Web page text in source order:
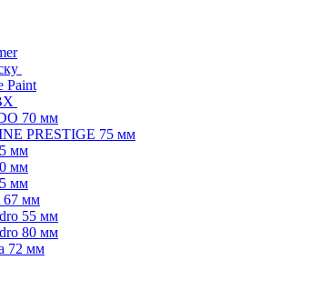
Paint
70 мм
PRESTIGE 75 мм
мм
мм
мм
67 мм
55 мм
80 мм
72 мм